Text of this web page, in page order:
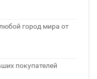
город мира от
покупателей